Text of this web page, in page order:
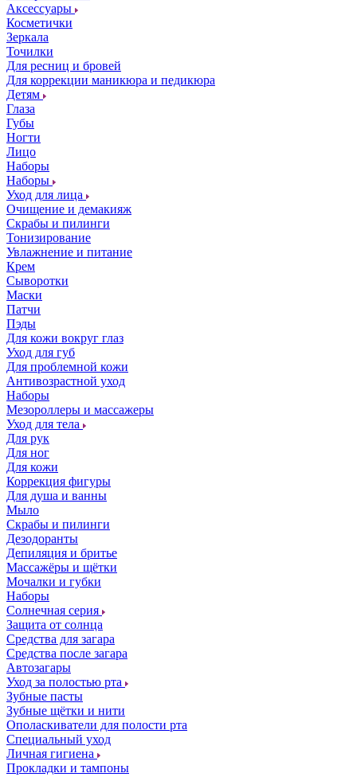
Аксессуары
Косметички
Зеркала
Точилки
Для ресниц и бровей
Для коррекции маникюра и педикюра
Детям
Глаза
Губы
Ногти
Лицо
Наборы
Наборы
Уход для лица
Очищение и демакияж
Скрабы и пилинги
Тонизирование
Увлажнение и питание
Крем
Сыворотки
Маски
Патчи
Пэды
Для кожи вокруг глаз
Уход для губ
Для проблемной кожи
Антивозрастной уход
Наборы
Мезороллеры и массажеры
Уход для тела
Для рук
Для ног
Для кожи
Коррекция фигуры
Для душа и ванны
Мыло
Скрабы и пилинги
Дезодоранты
Депиляция и бритье
Массажёры и щётки
Мочалки и губки
Наборы
Солнечная серия
Защита от солнца
Средства для загара
Средства после загара
Автозагары
Уход за полостью рта
Зубные пасты
Зубные щётки и нити
Ополаскиватели для полости рта
Специальный уход
Личная гигиена
Прокладки и тампоны